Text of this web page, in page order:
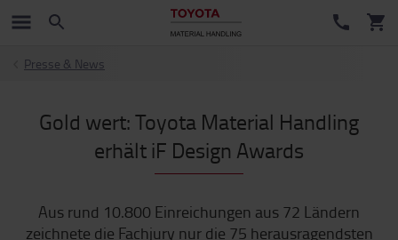
Presse & News
Gold wert: Toyota Material Handling
erhält iF Design Awards
Aus rund 10.800 Einreichungen aus 72 Ländern
zeichnete die Fachjury nur die 75 herausragendsten